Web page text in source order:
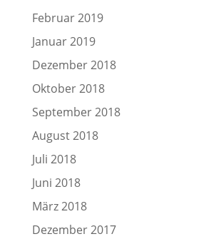
Februar 2019
Januar 2019
Dezember 2018
Oktober 2018
September 2018
August 2018
Juli 2018
Juni 2018
März 2018
Dezember 2017